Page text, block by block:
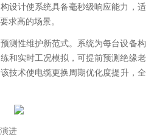
设计使系统具备毫秒级响应能力，适
求高的场景。
测性维护新范式。系统为每台设备构
和实时工况模拟，可提前预测绝缘老
该技术使电缆更换周期优化度提升，全
进